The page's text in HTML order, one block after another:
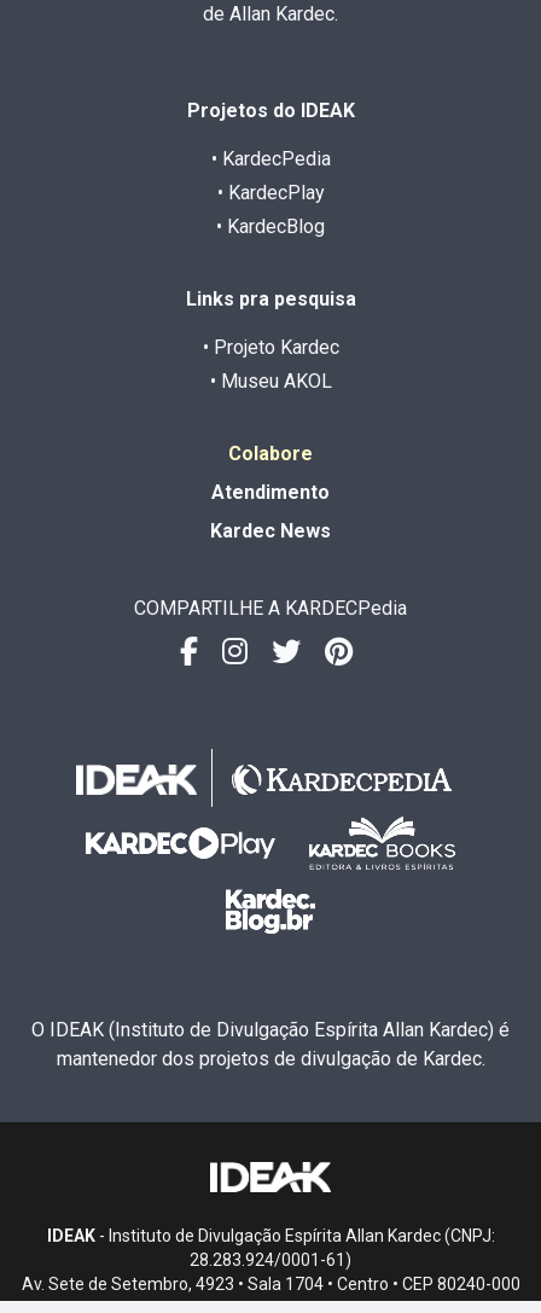
de Allan Kardec.
Projetos do IDEAK
• KardecPedia
• KardecPlay
• KardecBlog
Links pra pesquisa
• Projeto Kardec
• Museu AKOL
Colabore
Atendimento
Kardec News
COMPARTILHE A KARDECPedia
O IDEAK (Instituto de Divulgação Espírita Allan Kardec) é
mantenedor dos projetos de divulgação de Kardec.
IDEAK- Instituto de Divulgação Espírita Allan Kardec (CNPJ:
28.283.924/0001-61)
Av. Sete de Setembro, 4923 • Sala 1704 • Centro • CEP 80240-000